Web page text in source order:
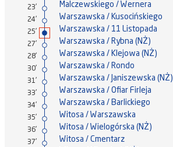
23' Malczewskiego / Wernera
24' Warszawska / Kusocińskiego
25' Warszawska / 11 Listopada
27' Warszawska / Rybna (NŻ)
28' Warszawska / Klejowa (NŻ)
30' Warszawska / Rondo
31' Warszawska / Janiszewska (NŻ)
33' Warszawska / Ofiar Firleja
34' Warszawska / Barlickiego
35' Witosa / Warszawska
36' Witosa / Wielogórska (NŻ)
37' Witosa / Cmentarz